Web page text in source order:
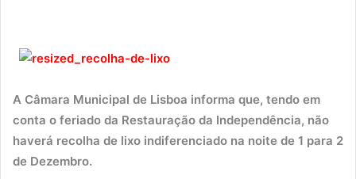
A Câmara Municipal de Lisboa informa que, tendo em
conta o feriado da Restauração da Independência, não
haverá recolha de lixo indiferenciado na noite de 1 para 2
de Dezembro.